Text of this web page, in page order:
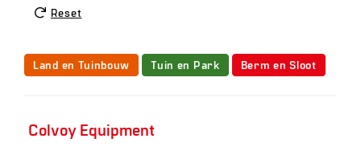
Reset
Land en Tuinbouw Tuin en Park Berm en Sloot
Colvoy Equipment